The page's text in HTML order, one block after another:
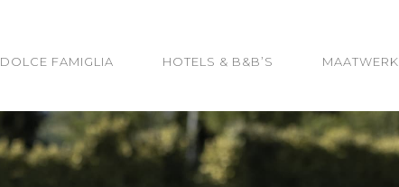
DOLCE FAMIGLIA HOTELS & B&B’S MAATWERK